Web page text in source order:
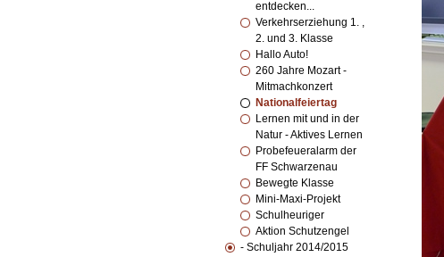
entdecken...
Verkehrserziehung 1. ,
2. und 3. Klasse
Hallo Auto!
260 Jahre Mozart -
Mitmachkonzert
Nationalfeiertag
Lernen mit und in der
Natur - Aktives Lernen
Probefeueralarm der
FF Schwarzenau
Bewegte Klasse
Mini-Maxi-Projekt
Schulheuriger
Aktion Schutzengel
- Schuljahr 2014/2015